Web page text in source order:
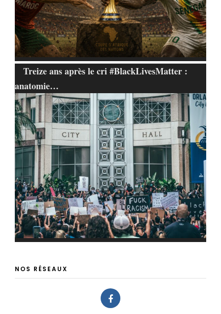
Treize ans après le cri #BlackLivesMatter :
anatomie…
NOS RÉSEAUX